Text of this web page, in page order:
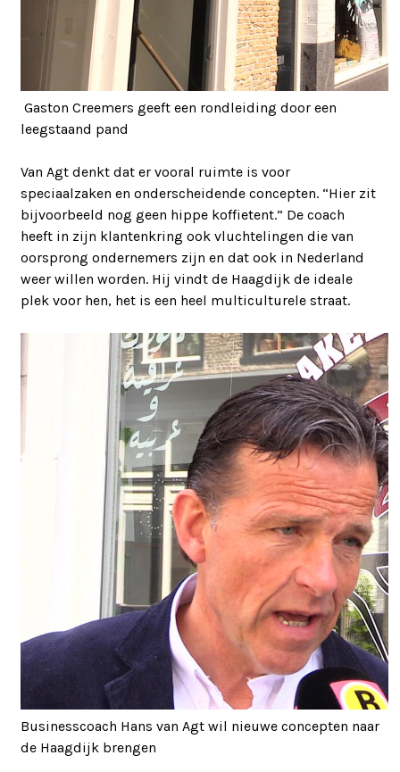
Gaston Creemers geeft een rondleiding door een
leegstaand pand
Van Agt denkt dat er vooral ruimte is voor
speciaalzaken en onderscheidende concepten. “Hier zit
bijvoorbeeld nog geen hippe koffietent.” De coach
heeft in zijn klantenkring ook vluchtelingen die van
oorsprong ondernemers zijn en dat ook in Nederland
weer willen worden. Hij vindt de Haagdijk de ideale
plek voor hen, het is een heel multiculturele straat.
Businesscoach Hans van Agt wil nieuwe concepten naar
de Haagdijk brengen